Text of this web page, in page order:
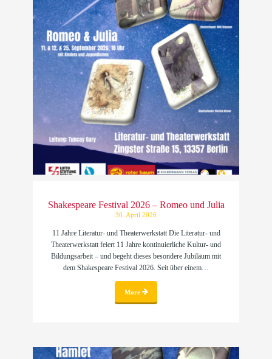
Shakespeare Festival 2026 – Romeo und Julia
30. April 2026
11 Jahre Literatur- und Theaterwerkstatt Die Literatur- und
Theaterwerkstatt feiert 11 Jahre kontinuierliche Kultur- und
Bildungsarbeit – und begeht dieses besondere Jubiläum mit
dem Shakespeare Festival 2026. Seit über einem…
More